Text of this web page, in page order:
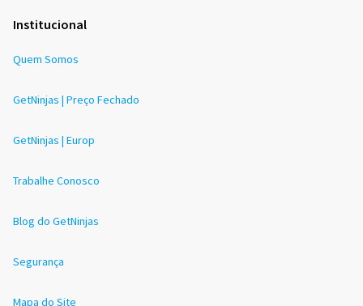
Institucional
Quem Somos
GetNinjas | Preço Fechado
GetNinjas | Europ
Trabalhe Conosco
Blog do GetNinjas
Segurança
Mapa do Site